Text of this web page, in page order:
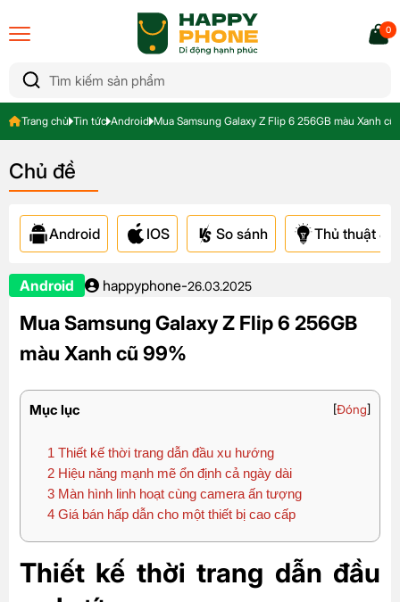
0
Trang chủ Tin tức Android Mua Samsung Galaxy Z Flip 6 256GB màu Xanh cũ
Chủ đề
Android IOS So sánh Thủ thuật &
Android happyphone-26.03.2025
Mua Samsung Galaxy Z Flip 6 256GB
màu Xanh cũ 99%
Mục lục [Đóng]
1 Thiết kế thời trang dẫn đầu xu hướng
2 Hiệu năng mạnh mẽ ổn định cả ngày dài
3 Màn hình linh hoạt cùng camera ấn tượng
4 Giá bán hấp dẫn cho một thiết bị cao cấp
Thiết kế thời trang dẫn đầu